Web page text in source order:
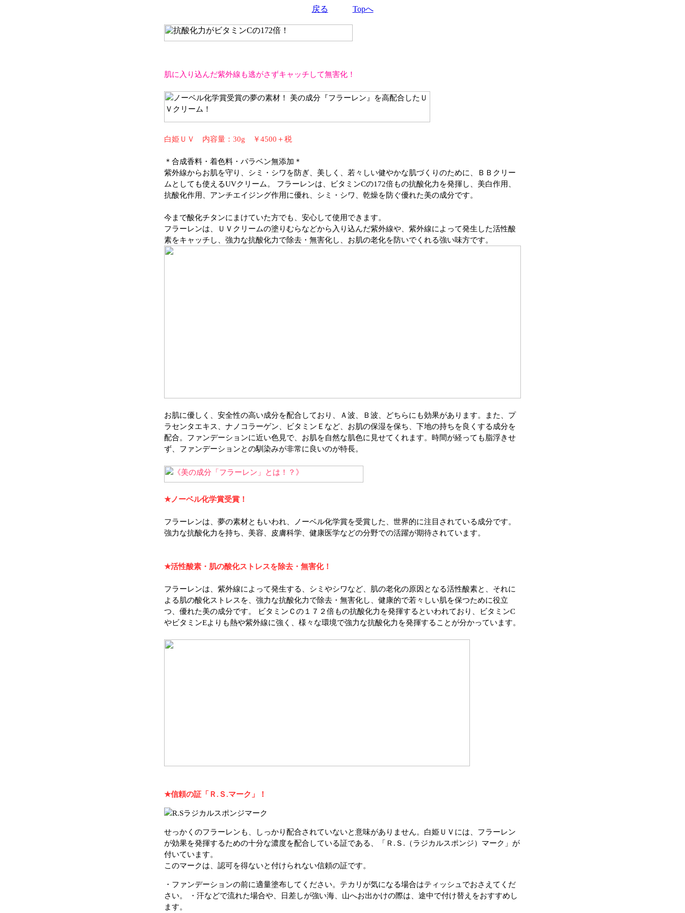
戻る Topへ
肌に入り込んだ紫外線も逃がさずキャッチして無害化！
白姫ＵＶ 内容量：30g ￥4500＋税
＊合成香料・着色料・パラベン無添加＊
紫外線からお肌を守り、シミ・シワを防ぎ、美しく、若々しい健やかな肌づくりのために、ＢＢクリー
ムとしても使えるUVクリーム。 フラーレンは、ビタミンCの172倍もの抗酸化力を発揮し、美白作用、
抗酸化作用、アンチエイジング作用に優れ、シミ・シワ、乾燥を防ぐ優れた美の成分です。
今まで酸化チタンにまけていた方でも、安心して使用できます。
フラーレンは、ＵＶクリームの塗りむらなどから入り込んだ紫外線や、紫外線によって発生した活性酸
素をキャッチし、強力な抗酸化力で除去・無害化し、お肌の老化を防いでくれる強い味方です。
お肌に優しく、安全性の高い成分を配合しており、Ａ波、Ｂ波、どちらにも効果があります。また、プ
ラセンタエキス、ナノコラーゲン、ビタミンＥなど、お肌の保湿を保ち、下地の持ちを良くする成分を
配合。ファンデーションに近い色見で、お肌を自然な肌色に見せてくれます。時間が経っても脂浮きせ
ず、ファンデーションとの馴染みが非常に良いのが特長。
★ノーベル化学賞受賞！
フラーレンは、夢の素材ともいわれ、ノーベル化学賞を受賞した、世界的に注目されている成分です。
強力な抗酸化力を持ち、美容、皮膚科学、健康医学などの分野での活躍が期待されています。
★活性酸素・肌の酸化ストレスを除去・無害化！
フラーレンは、紫外線によって発生する、シミやシワなど、肌の老化の原因となる活性酸素と、それに
よる肌の酸化ストレスを、強力な抗酸化力で除去・無害化し、健康的で若々しい肌を保つために役立
つ、優れた美の成分です。 ビタミンＣの１７２倍もの抗酸化力を発揮するといわれており、ビタミンC
やビタミンEよりも熱や紫外線に強く、様々な環境で強力な抗酸化力を発揮することが分かっています。
★信頼の証「Ｒ.Ｓ.マーク」！
せっかくのフラーレンも、しっかり配合されていないと意味がありません。白姫ＵＶには、フラーレン
が効果を発揮するための十分な濃度を配合している証である、「Ｒ.Ｓ.（ラジカルスポンジ）マーク」が
付いています。
このマークは、認可を得ないと付けられない信頼の証です。
・ファンデーションの前に適量塗布してください。テカリが気になる場合はティッシュでおさえてくだ
さい。 ・汗などで流れた場合や、日差しが強い海、山へお出かけの際は、途中で付け替えをおすすめし
ます。